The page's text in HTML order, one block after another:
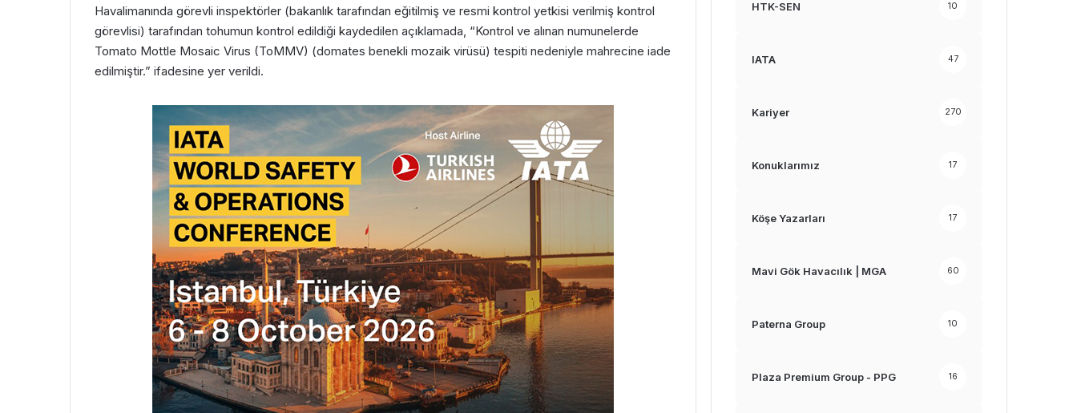
Havalimanında görevli inspektörler (bakanlık tarafından eğitilmiş ve resmi kontrol yetkisi verilmiş kontrol
görevlisi) tarafından tohumun kontrol edildiği kaydedilen açıklamada, “Kontrol ve alınan numunelerde
Tomato Mottle Mosaic Virus (ToMMV) (domates benekli mozaik virüsü) tespiti nedeniyle mahrecine iade
edilmiştir.” ifadesine yer verildi.
HTK-SEN 10
IATA 47
Kariyer 270
Konuklarımız 17
Köşe Yazarları 17
Mavi Gök Havacılık | MGA 60
Paterna Group 10
Plaza Premium Group - PPG 16